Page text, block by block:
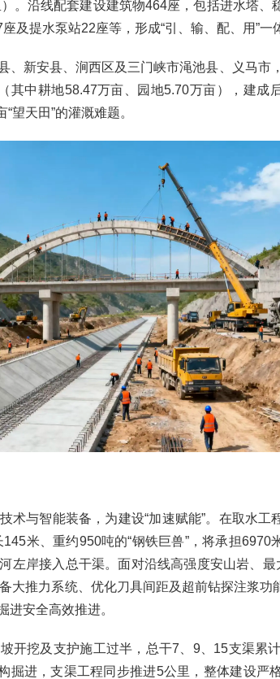
。沿线配套建设建筑物464座，包括进水塔、
及提水泵站22座等，形成“引、输、配、用”一
、新安县、涧西区及三门峡市渑池县、义马市
其中耕地58.47万亩、园地5.70万亩），建成
望天田”的灌溉难题。
术与智能装备，为建设“加速赋能”。在取水工
米、重约950吨的“钢铁巨兽”，将承担6970
左岸接入总干渠。面对沿线高强度安山岩、
大推力系统、优化刀具间距及超前钻探注浆功
进安全高效推进。
开挖及支护施工过半，总干7、9、15支渠累
掘进，支渠工程同步推进5公里，整体建设严